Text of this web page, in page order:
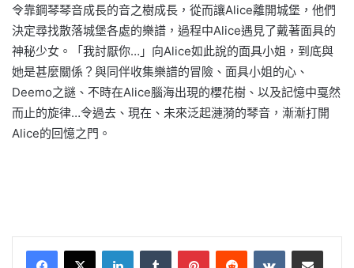
令靠鋼琴琴音成長的音之樹成長，從而讓Alice離開城堡，他們
決定尋找散落城堡各處的樂譜，過程中Alice遇見了戴著面具的
神秘少女。「我討厭你…」向Alice如此說的面具小姐，到底與
她是甚麼關係？與同伴收集樂譜的冒險、面具小姐的心、
Deemo之謎、不時在Alice腦海出現的櫻花樹、以及記憶中戛然
而止的旋律…令過去、現在、未來泛起漣漪的琴音，漸漸打開
Alice的回憶之門。
LinkedInTumblr PinterestReddit VKontakteShare via Email